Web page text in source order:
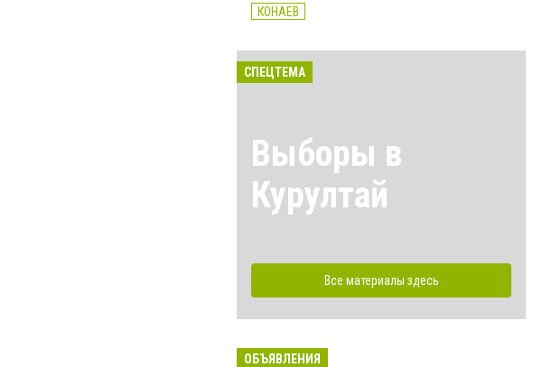
КОНАЕВ
СПЕЦТЕМА
Выборы в
Курултай
Все материалы здесь
ОБЪЯВЛЕНИЯ